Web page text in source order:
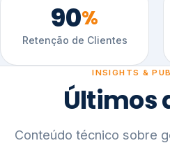
90%
Retenção de Clientes
INSIGHTS &
Últimos
Conteúdo técnico sobre